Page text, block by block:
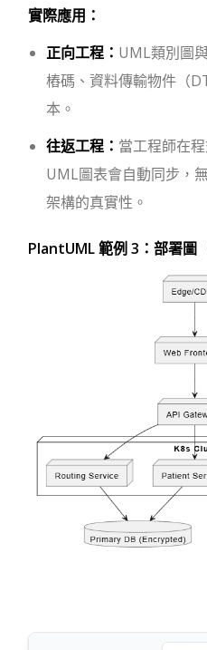
實際應用：
正向工程： UML類別圖
樁碼、資料傳輸物件（
本。
往返工程： 當工程師在
UML圖表會自動同步，
架構的真實性。
PlantUML 範例 3：部署圖